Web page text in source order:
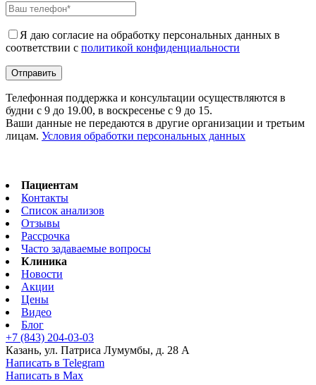
Я даю согласие на обработку персональных данных в
соответствии с политикой конфиденциальности
Телефонная поддержка и консультации осуществляются в
будни с 9 до 19.00, в воскресенье с 9 до 15.
Ваши данные не передаются в другие организации и третьим
лицам. Условия обработки персональных данных
Пациентам
Контакты
Список анализов
Отзывы
Рассрочка
Часто задаваемые вопросы
Клиника
Новости
Акции
Цены
Видео
Блог
+7 (843) 204-03-03
Казань, ул. Патриса Лумумбы, д. 28 А
Написать в Telegram
Написать в Max